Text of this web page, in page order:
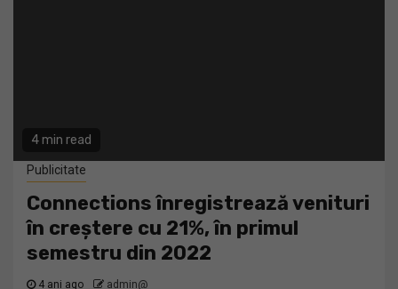
4 min read
Publicitate
Connections înregistrează venituri
în creștere cu 21%, în primul
semestru din 2022
4 ani ago admin@